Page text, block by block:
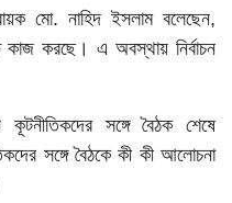
মো. নাহিদ ইসলাম বলেছেন,
কাজ করছে। এ অবস্থায় নির্বাচন
কূটনীতিকদের সঙ্গে বৈঠক শেষে
সঙ্গে বৈঠকে কী কী আলোচনা